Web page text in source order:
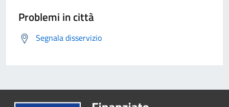
Problemi in città
Segnala disservizio